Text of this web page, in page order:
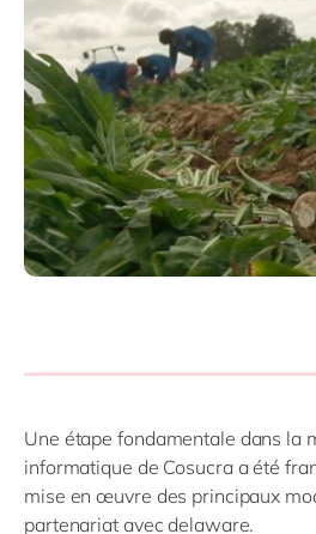
Une étape fondamentale dans la
informatique de Cosucra a été
mise en œuvre des principaux
partenariat avec delaware.